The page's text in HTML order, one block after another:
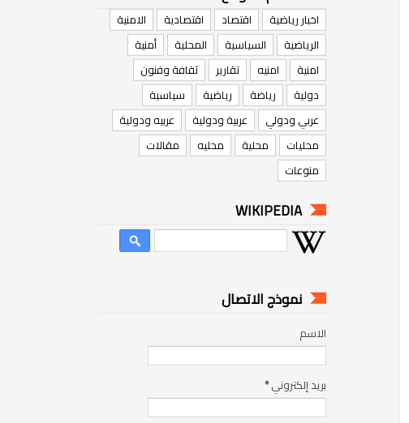
اخبار رياضية اقتصاد اقتصادية
الامنية
الرياضية
السياسية المحلية
أمنية
امنية
امنيه تقارير
ثقافة وفنون
دولية
رياضة رياضية
سياسية
عربي ودولي
عربية ودولية
عربيه ودولية
محليات
محلية محليه
مقالات
منوعات
WIKIPEDIA
نموذج الاتصال
الاسم
بريد إلكتروني*